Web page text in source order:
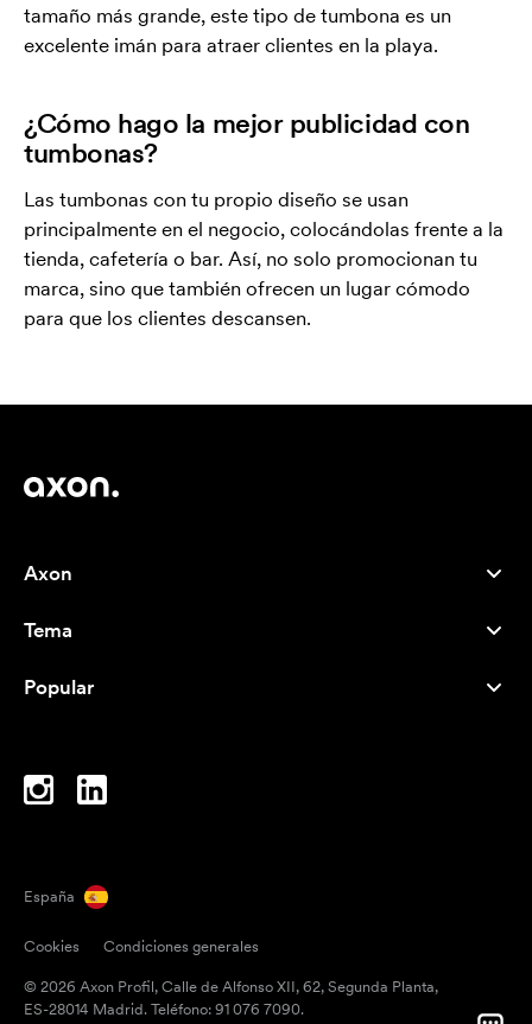
tamaño más grande, este tipo de tumbona es un
excelente imán para atraer clientes en la playa.
¿Cómo hago la mejor publicidad con
tumbonas?
Las tumbonas con tu propio diseño se usan
principalmente en el negocio, colocándolas frente a la
tienda, cafetería o bar. Así, no solo promocionan tu
marca, sino que también ofrecen un lugar cómodo
para que los clientes descansen.
Axon
Nosotros
Careers
Tema
Más vendidos
Inspiración
Popular
Cuadernos
Paraguas
España
Cookies
Condiciones generales
© 2026 Axon Profil, Calle de Alfonso XII, 62, Segunda Planta,
ES-28014 Madrid. Teléfono: 91 076 7090.